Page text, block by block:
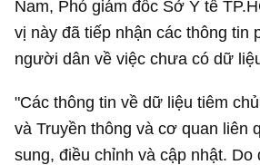
Nam, Phó giám đốc Sở Y tế
vị này đã tiếp nhận các thông tin
người dân về việc chưa có dữ
"Các thông tin về dữ liệu tiêm
và Truyền thông và cơ quan liên
sung, điều chỉnh và cập nhật.